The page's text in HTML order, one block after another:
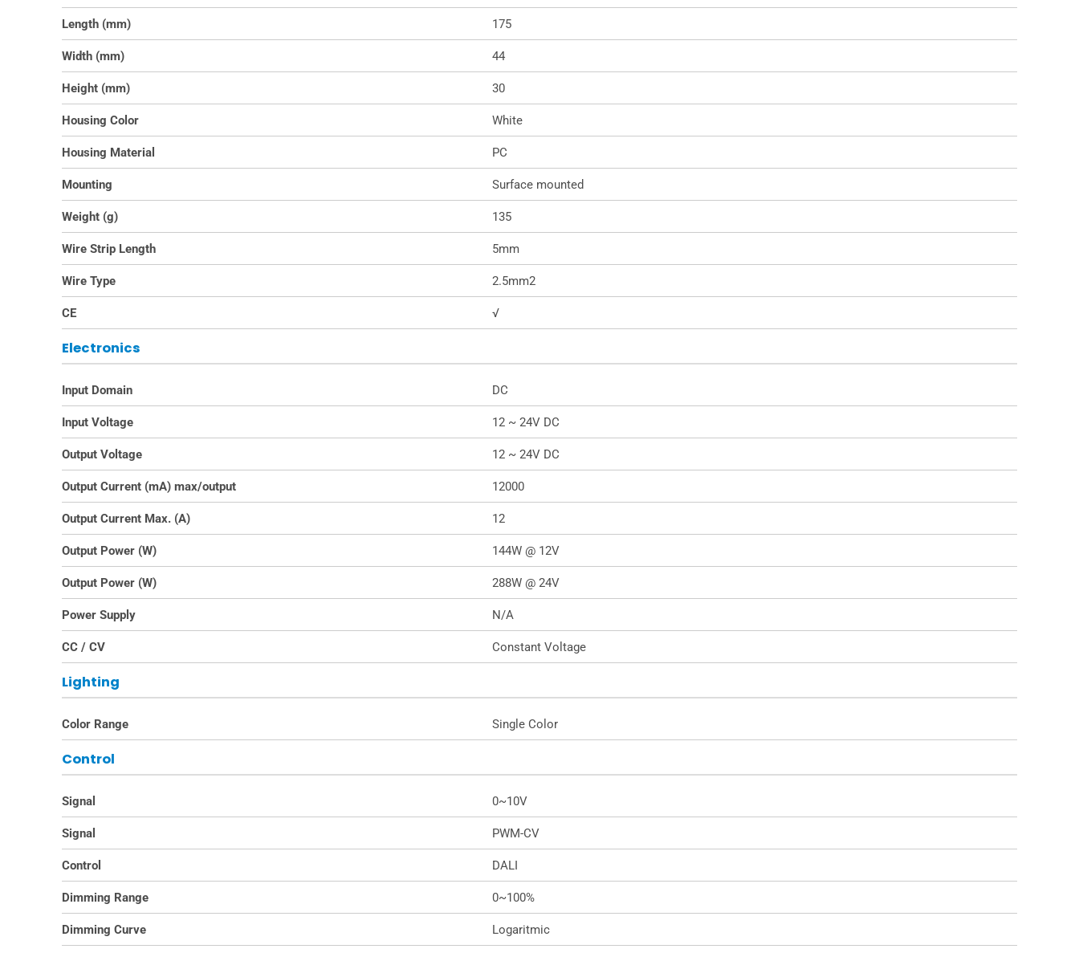
Length (mm) 175
Width (mm) 44
Height (mm) 30
Housing Color White
Housing Material PC
Mounting Surface mounted
Weight (g) 135
Wire Strip Length 5mm
Wire Type 2.5mm2
CE √
Electronics
Input Domain DC
Input Voltage 12 ~ 24V DC
Output Voltage 12 ~ 24V DC
Output Current (mA) max/output 12000
Output Current Max. (A) 12
Output Power (W) 144W @ 12V
Output Power (W) 288W @ 24V
Power Supply N/A
CC / CV Constant Voltage
Lighting
Color Range Single Color
Control
Signal 0~10V
Signal PWM-CV
Control DALI
Dimming Range 0~100%
Dimming Curve Logaritmic